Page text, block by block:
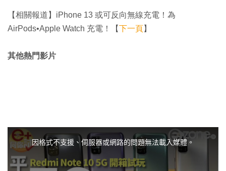
【相關報道】iPhone 13 或可反向無線充電！為
AirPods•Apple Watch 充電！【下一頁】
其他熱門影片
m
因格式不支援、伺服器或網路的問題無法載入媒體。